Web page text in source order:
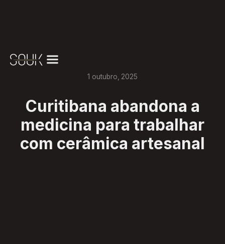
1 outubro 2025
Curitibana abandona a
medicina para trabalhar
com cerâmica artesanal